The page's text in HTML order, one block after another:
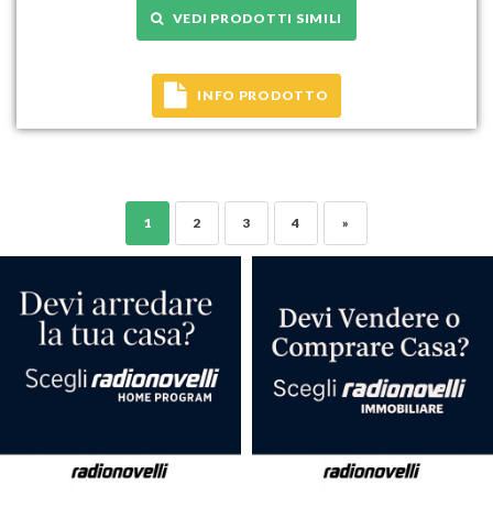
VEDI PRODOTTI SIMILI
INFO PRODOTTO
1 2 3 4 »